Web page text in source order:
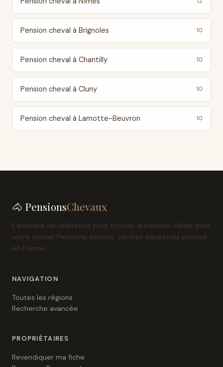
Pension cheval à Brignoles 10
Pension cheval à Chantilly 10
Pension cheval à Cluny 10
Pension cheval à Lamotte-Beuvron 10
🐴 PensionsChevaux
L'annuaire de référence pour trouver la pension idéale pour
votre cheval. Pensions, écuries, centres équestres partout
en France.
NAVIGATION
Toutes les régions
Recherche avancée
PROPRIÉTAIRES
Revendiquer ma fiche